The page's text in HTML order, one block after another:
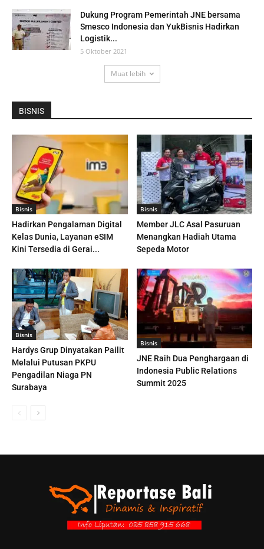
Dukung Program Pemerintah JNE bersama
Smesco Indonesia dan YukBisnis Hadirkan
Logistik...
5 Oktober 2021
Muat lebih
BISNIS
Bisnis
Hadirkan Pengalaman Digital
Kelas Dunia, Layanan eSIM
Kini Tersedia di Gerai...
Bisnis
Member JLC Asal Pasuruan
Menangkan Hadiah Utama
Sepeda Motor
Bisnis
Hardys Grup Dinyatakan Pailit
Melalui Putusan PKPU
Pengadilan Niaga PN
Surabaya
Bisnis
JNE Raih Dua Penghargaan di
Indonesia Public Relations
Summit 2025